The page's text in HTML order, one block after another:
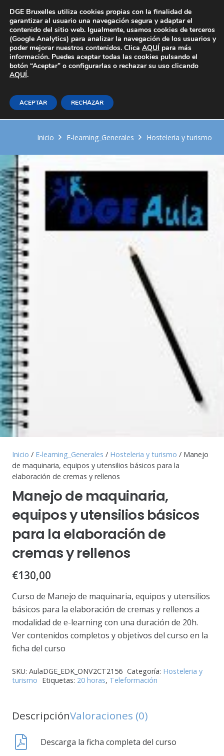
Área Privada
Manejo de maquinaria, equipos y
utensilios básicos para la
elaboración de cremas y rellenos
Inicio E-learning_Generales Hosteleria y turismo
Inicio / E-learning_Generales / Hosteleria y turismo / Manejo
de maquinaria, equipos y utensilios básicos para la
elaboración de cremas y rellenos
Manejo de maquinaria,
equipos y utensilios básicos
para la elaboración de
cremas y rellenos
€130,00
Curso de Manejo de maquinaria, equipos y utensilios
básicos para la elaboración de cremas y rellenos a
modalidad de e-learning con una duración de 20h.
Ver contenidos completos y objetivos del curso en la
ficha del curso
SKU: AulaDGE_EDK_ONV2CT2156 Categoría: Hosteleria y
turismo Etiquetas: 20 horas, Teleformación
DescripciónValoraciones (0)
Descarga la ficha completa del curso
DGE Bruxelles utiliza cookies propias con la finalidad de
garantizar al usuario una navegación segura y adaptar el
contenido del sitio web. Igualmente, usamos cookies de terceros
(Google Analytics) para analizar la navegación de los usuarios y
poder mejorar nuestros contenidos. Clica AQUÍ para más
información. Puedes aceptar todas las cookies pulsando el
botón “Aceptar” o configurarlas o rechazar su uso clicando
AQUÍ.
ACEPTAR RECHAZAR